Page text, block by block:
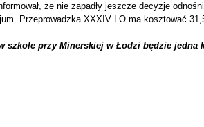
że nie zapadły jeszcze decyzje
Przeprowadzka XXXIV LO ma kosztować
szkole przy Minerskiej w Łodzi będzie jedna